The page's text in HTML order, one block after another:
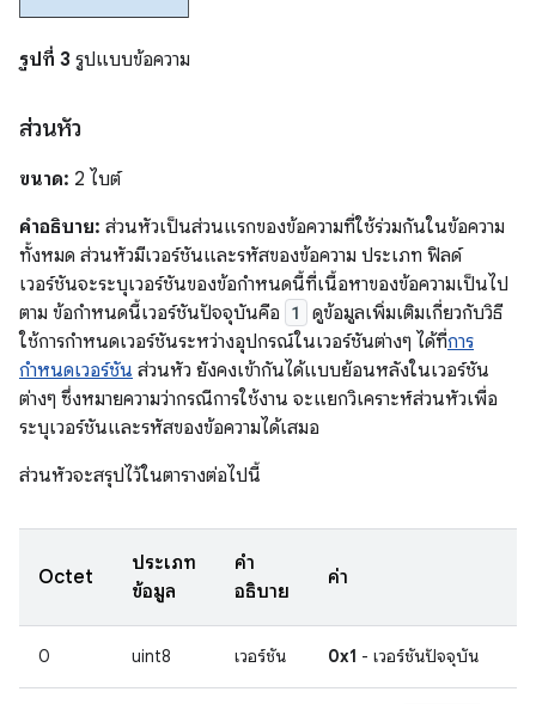
รูปที่ 3 รูปแบบข้อความ
ส่วนหัว
ขนาด: 2 ไบต์
คำอธิบาย: ส่วนหัวเป็นส่วนแรกของข้อความที่ใช้ร่วมกันในข้อความ
ทั้งหมด ส่วนหัวมีเวอร์ชันและรหัสของข้อความ ประเภท ฟิลด์
เวอร์ชันจะระบุเวอร์ชันของข้อกำหนดนี้ที่เนื้อหาของข้อความเป็นไป
ตาม ข้อกำหนดนี้เวอร์ชันปัจจุบันคือ 1
ดูข้อมูลเพิ่มเติมเกี่ยวกับวิธี
ใช้การกำหนดเวอร์ชันระหว่างอุปกรณ์ในเวอร์ชันต่างๆ ได้ที่การ
กำหนดเวอร์ชัน ส่วนหัว ยังคงเข้ากันได้แบบย้อนหลังในเวอร์ชัน
ต่างๆ ซึ่งหมายความว่ากรณีการใช้งาน จะแยกวิเคราะห์ส่วนหัวเพื่อ
ระบุเวอร์ชันและรหัสของข้อความได้เสมอ
ส่วนหัวจะสรุปไว้ในตารางต่อไปนี้
Octet
ประเภท
ข้อมูล
คำ
อธิบาย
ค่า
0 uint8 เวอร์ชัน 0x1 - เวอร์ชันปัจจุบัน